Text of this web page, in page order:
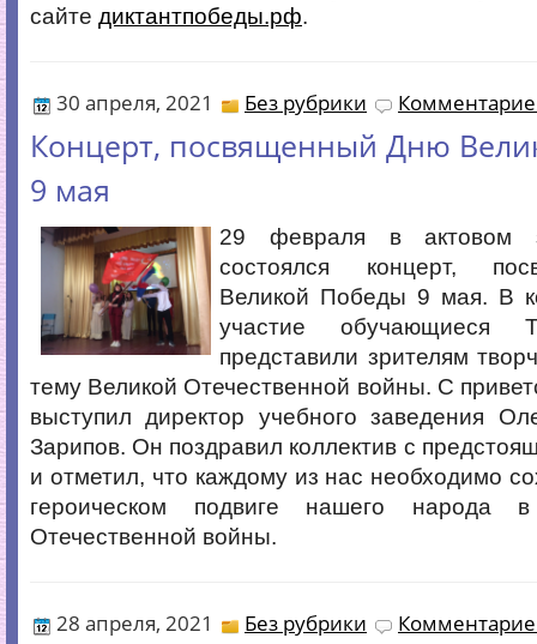
сайте диктантпобеды.рф.
30 апреля, 2021 Без рубрики
Концерт, посвященный Дню
9 мая
29 февраля в актовом
состоялся концерт,
Великой Победы 9 мая. В
участие обучающиеся
представили зрителям
тему Великой Отечественной войны. С
выступил директор учебного заведения
Зарипов. Он поздравил коллектив с
и отметил, что каждому из нас необходимо
героическом подвиге нашего народа
Отечественной войны.
28 апреля, 2021 Без рубрики